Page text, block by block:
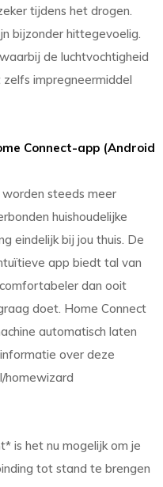
tijdens het drogen.
bijzonder hittegevoelig.
de luchtvochtigheid
impregneermiddel
Connect-app (Android
steeds meer
huishoudelijke
eindelijk bij jou thuis. De
app biedt tal van
dan ooit
doet. Home Connect
automatisch laten
over deze
homewizard
is het nu mogelijk om je
tot stand te brengen